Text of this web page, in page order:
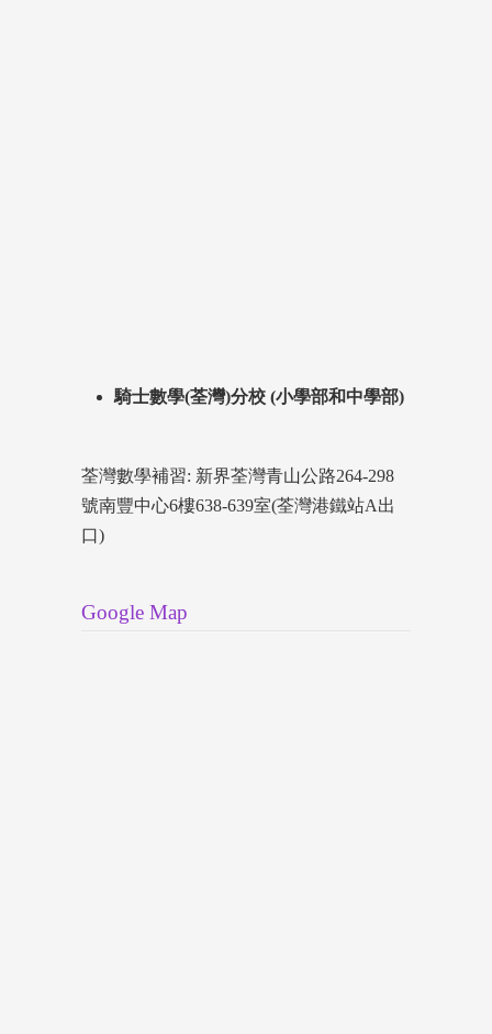
騎士數學(荃灣)分校 (小學部和中學部)
荃灣數學補習: 新界荃灣青山公路264-298
號南豐中心6樓638-639室(荃灣港鐵站A出
口)
Google Map